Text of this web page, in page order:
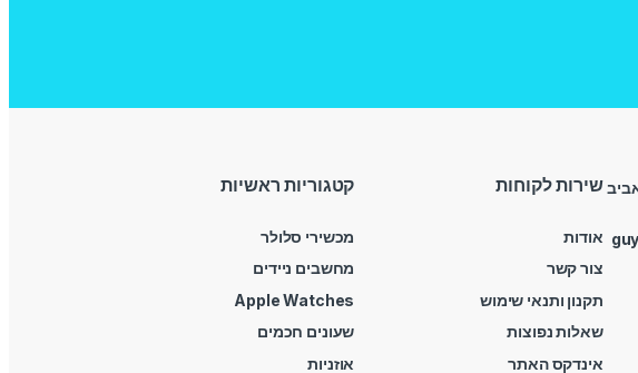
שירות לקוחות
אודות
צור קשר
תקנון ותנאי שימוש
שאלות נפוצות
אינדקס האתר
קטגוריות ראשיות
מכשירי סלולר
מחשבים ניידים
Apple Watches
שעונים חכמים
אוזניות